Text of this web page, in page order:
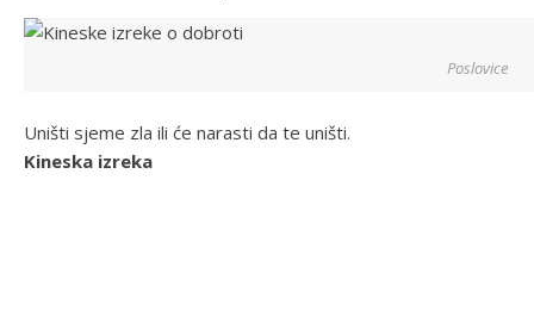
Poslovice
Uništi sjeme zla ili će narasti da te uništi.
Kineska izreka